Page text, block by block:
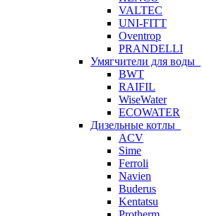
VALTEC
UNI-FITT
Oventrop
PRANDELLI
Умягчители для воды
BWT
RAIFIL
WiseWater
ECOWATER
Дизельные котлы
ACV
Sime
Ferroli
Navien
Buderus
Kentatsu